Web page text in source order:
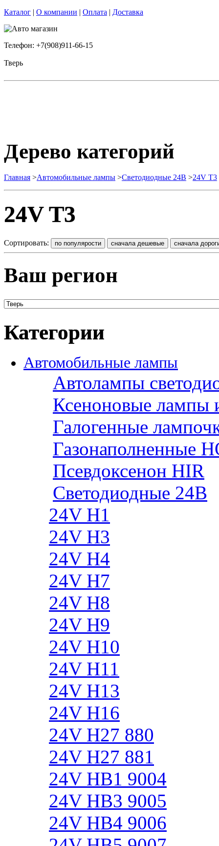
Каталог | О компании | Оплата | Доставка
Телефон: +7(908)911-66-15
Тверь
Дерево категорий
Главная >Автомобильные лампы >Cветодиодные 24B >24V T3
24V T3
Сортировать:
Ваш регион
Категории
Автомобильные лампы
Автолампы
Ксеноновые лампы
Галогенные
Газонаполненные
Псевдоксенон HIR
Cветодиодные 24B
24V H1
24V H3
24V H4
24V H7
24V H8
24V H9
24V H10
24V H11
24V H13
24V H16
24V H27 880
24V H27 881
24V HB1 9004
24V HB3 9005
24V HB4 9006